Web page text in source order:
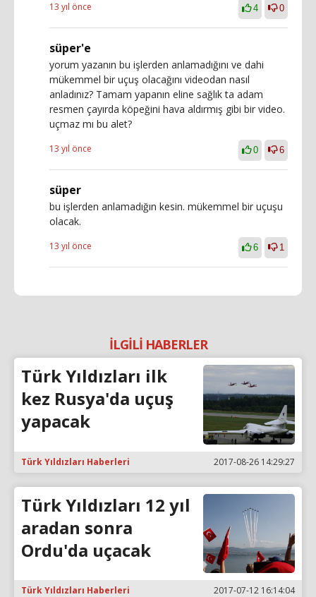
13 yıl önce 4 0
süper'e
yorum yazanın bu işlerden anlamadığını ve dahi
mükemmel bir uçuş olacağını videodan nasıl
anladınız? Tamam yapanın eline sağlık ta adam
resmen çayırda köpeğini hava aldırmış gibi bir video.
uçmaz mı bu alet?
13 yıl önce 0 6
süper
bu işlerden anlamadığın kesin. mükemmel bir uçuşu
olacak.
13 yıl önce 6 1
İLGİLİ HABERLER
Türk Yıldızları ilk
kez Rusya'da uçuş
yapacak
Türk Yıldızları Haberleri 2017-08-26 14:29:27
Türk Yıldızları 12 yıl
aradan sonra
Ordu'da uçacak
Türk Yıldızları Haberleri 2017-07-12 16:14:04